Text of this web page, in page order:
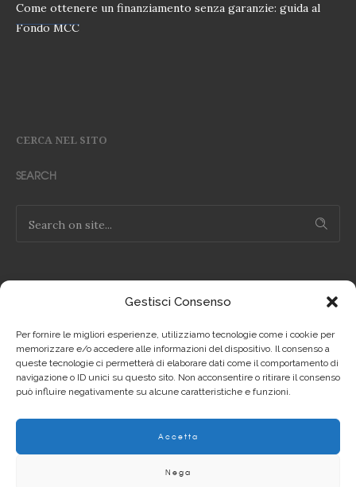
Gestisci Consenso
Per fornire le migliori esperienze, utilizziamo tecnologie come i cookie per
memorizzare e/o accedere alle informazioni del dispositivo. Il consenso a
queste tecnologie ci permetterà di elaborare dati come il comportamento di
navigazione o ID unici su questo sito. Non acconsentire o ritirare il consenso
può influire negativamente su alcune caratteristiche e funzioni.
Accetta
Nega
Come ottenere un finanziamento senza garanzie: guida al
Fondo MCC
CERCA NEL SITO
SEARCH
Privacy Policy IT
Privacy Policy EN
Cookie Policy EN